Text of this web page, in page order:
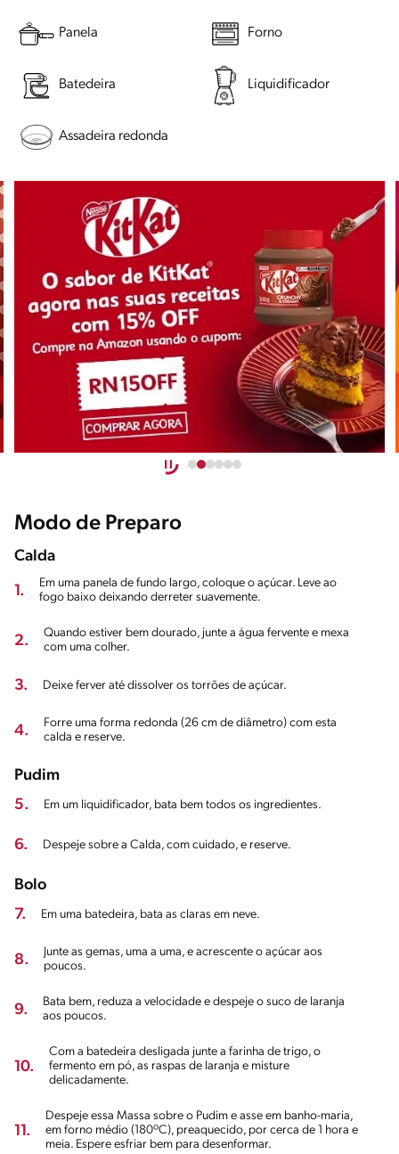
Panela Forno
Batedeira Liquidificador
Assadeira redonda
Modo de Preparo
Calda
1.
Em uma panela de fundo largo, coloque o açúcar. Leve ao
fogo baixo deixando derreter suavemente.
2.
Quando estiver bem dourado, junte a água fervente e mexa
com uma colher.
3. Deixe ferver até dissolver os torrões de açúcar.
4.
Forre uma forma redonda (26 cm de diâmetro) com esta
calda e reserve.
Pudim
5.
Em um liquidificador, bata bem todos os ingredientes.
6. Despeje sobre a Calda, com cuidado, e reserve.
Bolo
7.
Em uma batedeira, bata as claras em neve.
8.
Junte as gemas, uma a uma, e acrescente o açúcar aos
poucos.
9.
Bata bem, reduza a velocidade e despeje o suco de laranja
aos poucos.
10.
Com a batedeira desligada junte a farinha de trigo, o
fermento em pó, as raspas de laranja e misture
delicadamente.
11.
Despeje essa Massa sobre o Pudim e asse em banho-maria,
em forno médio (180ºC), preaquecido, por cerca de 1 hora e
meia. Espere esfriar bem para desenformar.